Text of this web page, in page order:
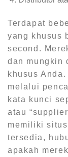
Terdapat
yang khusus
second.
dan mungkin
khusus
melalui
kata kunci
atau
memiliki
tersedia,
apakah